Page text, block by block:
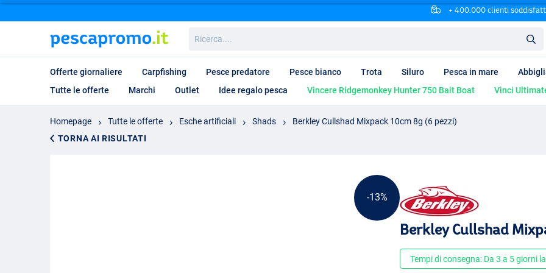
+ 400.000 clienti
Offerte giornaliere Carpfishing Pesce predatore Pesce bianco Trota Siluro Pesca in mare
Tutte le offerte
Marchi Outlet Idee regalo pesca Vincere Ridgemonkey Hunter 750 Bait Boat Vinci
Homepage Tutte le offerte Esche artificiali Shads
Berkley Cullshad Mixpack 10cm 8g (6 pezzi)
TORNA AI RISULTATI
-13%
Berkley Cullshad
Tempi di consegna: Da 3 a 5 giorni